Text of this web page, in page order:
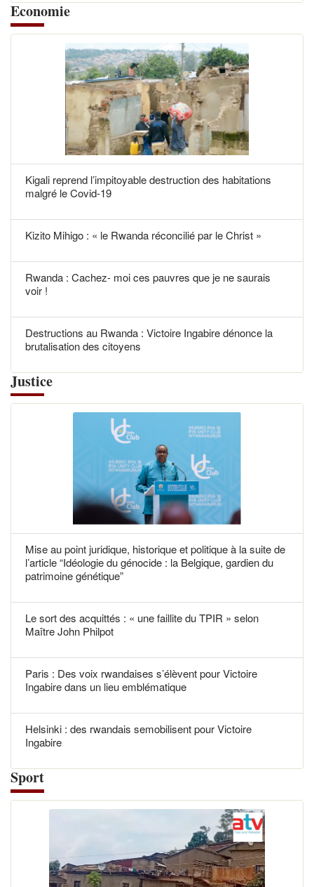
Economie
Kigali reprend l’impitoyable destruction des habitations
malgré le Covid-19
Kizito Mihigo : « le Rwanda réconcilié par le Christ »
Rwanda : Cachez- moi ces pauvres que je ne saurais
voir !
Destructions au Rwanda : Victoire Ingabire dénonce la
brutalisation des citoyens
Justice
Mise au point juridique, historique et politique à la suite de
l’article “Idéologie du génocide : la Belgique, gardien du
patrimoine génétique”
Le sort des acquittés : « une faillite du TPIR » selon
Maître John Philpot
Paris : Des voix rwandaises s’élèvent pour Victoire
Ingabire dans un lieu emblématique
Helsinki : des rwandais semobilisent pour Victoire
Ingabire
Sport